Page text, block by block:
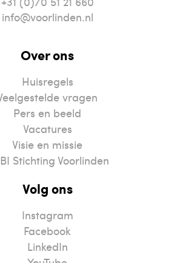
info@voorlinden.nl
Over ons
Huisregels
vragen
Pers en beeld
Vacatures
Visie en missie
Stichting Voorlinden
Volg ons
Instagram
Facebook
LinkedIn